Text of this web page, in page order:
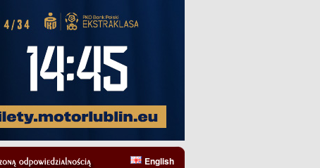
English